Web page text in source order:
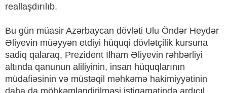
reallaşdırılıb.
Bu gün müasir Azərbaycan dövləti Ulu Öndər Heydər
Əliyevin müəyyən etdiyi hüquqi dövlətçilik kursuna
sadiq qalaraq, Prezident İlham Əliyevin rəhbərliyi
altında qanunun aliliyinin, insan hüquqlarının
müdafiəsinin və müstəqil məhkəmə hakimiyyətinin
daha da möhkəmləndirilməsi istiqamətində ardıcıl